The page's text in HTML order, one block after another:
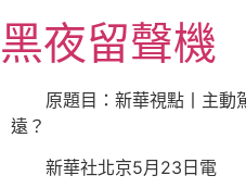
至
主
內
黑夜留聲機
原題目：新華視點丨主動
遠？
新華社北京5月23日電